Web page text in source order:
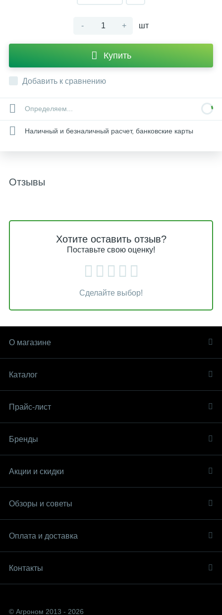
- + шт
Купить
Добавить к сравнению
Определяем...
Наличный и безналичный расчет, банковские карты
Отзывы
Хотите оставить отзыв?
Поставьте свою оценку!
Сделайте выбор!
О магазине
Каталог
Прайс-лист
Бренды
Акции и скидки
Обзоры и советы
Оплата и доставка
Контакты
© Агроном 2013 - 2026